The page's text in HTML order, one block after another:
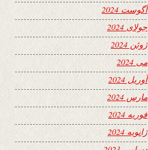
آگوست 2024
جولای 2024
ژوئن 2024
می 2024
آوریل 2024
مارس 2024
فوریه 2024
ژانویه 2024